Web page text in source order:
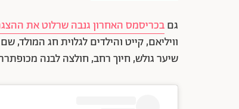
גםבכריסמס האחרון גנבה שרלוט את
וויליאם, קייט והילדים לגלוית חג
שיער גולש, חיוך רחב, חולצה לבנה